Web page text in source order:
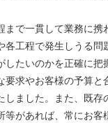
まで一貫して業務に
各工程で発生しうる
したいのかを正確に
要求やお客様の予算
しました。また、既
等があれば、常にお